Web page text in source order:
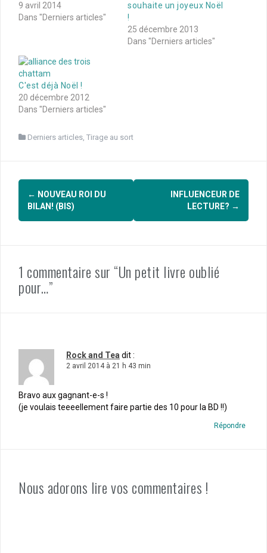
9 avril 2014
Dans "Derniers articles"
souhaite un joyeux Noël
!
25 décembre 2013
Dans "Derniers articles"
C'est déjà Noël !
20 décembre 2012
Dans "Derniers articles"
Derniers articles Tirage au sort
Navigation
d'article
← NOUVEAU ROI DU
BILAN! (BIS)
INFLUENCEUR DE
LECTURE? →
1 commentaire sur “Un petit livre oublié
pour…”
Rock and Tea dit :
2 avril 2014 à 21 h 43 min
Bravo aux gagnant-e-s !
(je voulais teeeellement faire partie des 10 pour la BD !!)
Répondre
Nous adorons lire vos commentaires !